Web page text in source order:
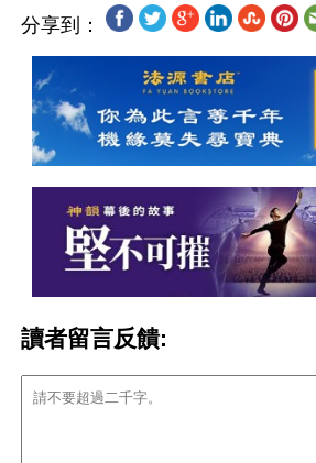
分享到：
讀者留言反饋: